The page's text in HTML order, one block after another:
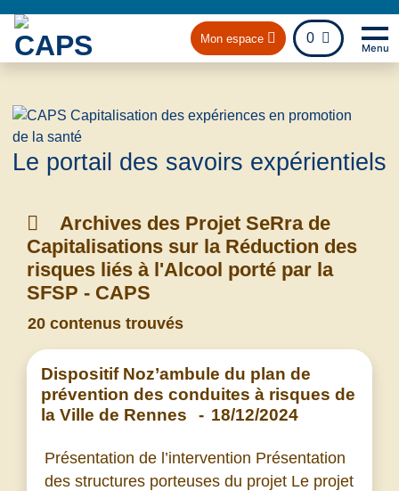
Mon espace 0
fichier
Menu
Le portail des savoirs expérientiels
Archives des Projet SeRra de
Capitalisations sur la Réduction des
risques liés à l'Alcool porté par la
SFSP - CAPS
20 contenus trouvés
Dispositif Noz’ambule du plan de
prévention des conduites à risques de
la Ville de Rennes
- 18/12/2024
Présentation de l’intervention Présentation
des structures porteuses du projet Le projet